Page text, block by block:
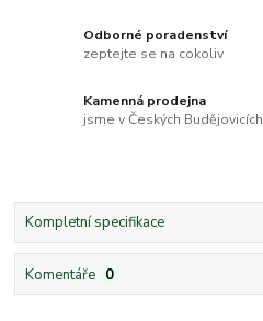
Odborné poradenství
zeptejte se na cokoliv
Kamenná prodejna
jsme v Českých Budějovicích
Kompletní specifikace
Komentáře 0